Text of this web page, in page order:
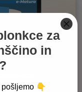
za
in
👇